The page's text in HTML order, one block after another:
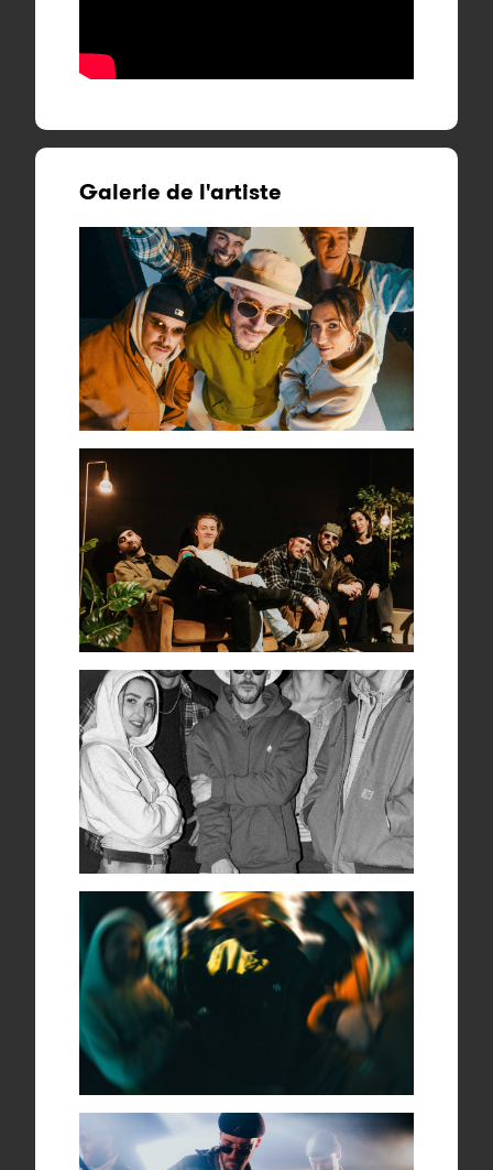
Galerie de l'artiste